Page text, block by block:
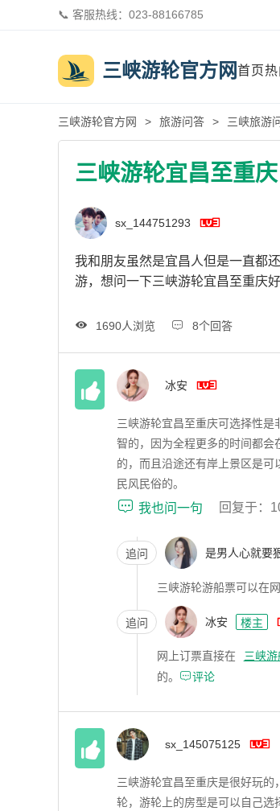
📞 客服热线：023-88166785
 三峡游轮官方网首页
三峡游轮官方网 > 旅游问答 > 三峡旅游
三峡游轮宜昌至重庆
sx_144751293 
我和朋友虽然是宜昌人但是一直都
游，想问一下三峡游轮宜昌至重庆好
 1690人浏览  8个回答
 冰安 
三峡游轮宜昌至重庆可选择性
智的，因为全程更多的时间都会
的，而且沿途还有岸上景区是
民风民俗的。
 我也问一句 回复于：
追问 是男人心就要
三峡游轮游船票可以在
追问 冰安 楼主
网上订票直接在 三峡
的。 评论
 sx_145075125 
三峡游轮宜昌至重庆是很好玩
轮，游轮上的房型是可以自己选